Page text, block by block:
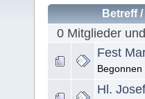
Betreff/
0 Mitglieder
Fest
Hl.